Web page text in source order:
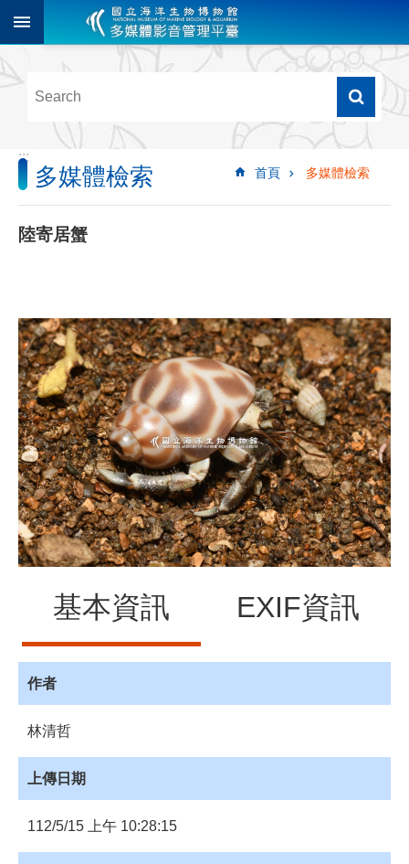
跳到主要內容區塊
階
尋
多
媒
體
檢
像
影
音
音
源
訊
息
發
布
諮
詢
會
員
專
區
館
員
:::
首頁 多媒體檢索
多媒體檢索
陸寄居蟹
基本資訊 EXIF資訊
作者
林清哲
上傳日期
112/5/15 上午 10:28:15